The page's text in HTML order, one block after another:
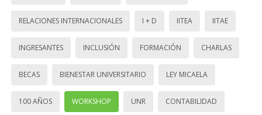
RELACIONES INTERNACIONALES I + D IITEA IITAE
INGRESANTES INCLUSIÓN FORMACIÓN CHARLAS
BECAS BIENESTAR UNIVERSITARIO LEY MICAELA
100 AÑOS WORKSHOP UNR CONTABILIDAD